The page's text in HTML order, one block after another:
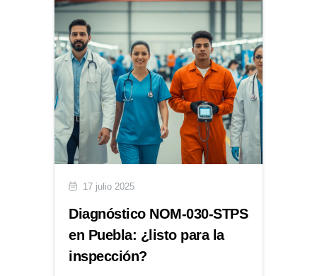
17 julio 2025
Diagnóstico NOM-030-STPS
en Puebla: ¿listo para la
inspección?